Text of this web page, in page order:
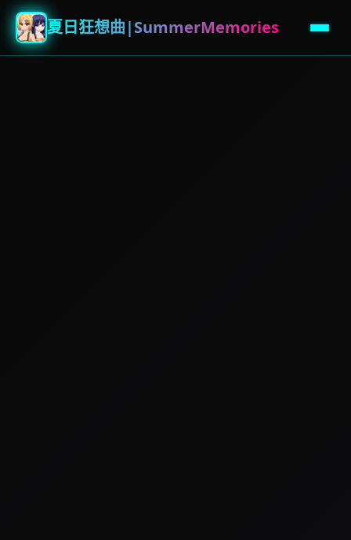
夏日狂想曲|SummerMemories